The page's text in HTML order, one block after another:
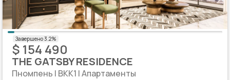
$ 154 490
THE GATSBY RESIDENCE
Пномпень | BKK1 | Апартаменты